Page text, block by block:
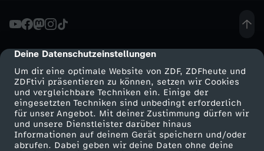
cmp-dialog-description
Deine Datenschutzeinstellungen
Um dir eine optimale Website von ZDF, ZDFheute und
ZDFtivi präsentieren zu können, setzen wir Cookies
und vergleichbare Techniken ein. Einige der
eingesetzten Techniken sind unbedingt erforderlich
für unser Angebot. Mit deiner Zustimmung dürfen wir
und unsere Dienstleister darüber hinaus
Informationen auf deinem Gerät speichern und/oder
abrufen. Dabei geben wir deine Daten ohne deine
C
o
r
o
n
Mehr ZDF
ZDF-Apps
Service
ZDFmitreden